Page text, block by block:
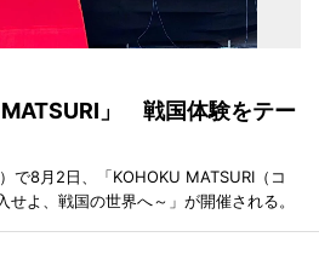
MATSURI」 戦国体験をテー
で8月2日、「KOHOKU MATSURI（コ
よ、戦国の世界へ～」が開催される。